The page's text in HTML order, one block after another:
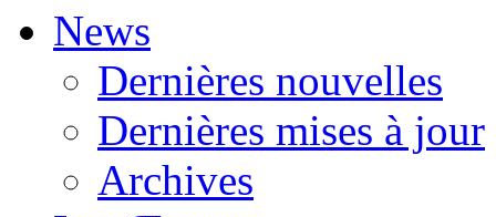
News
Dernières nouvelles
Dernières mises à jour
Archives